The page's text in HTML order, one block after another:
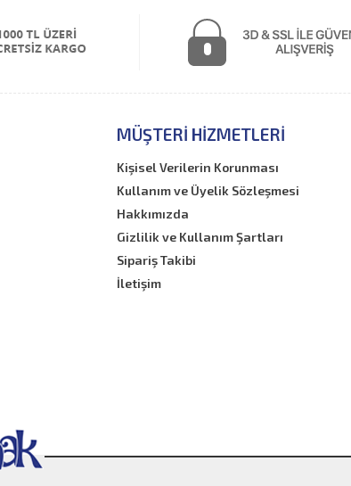
MÜŞTERI HIZMETLERI
Kişisel Verilerin Korunması
Kullanım ve Üyelik Sözleşmesi
Hakkımızda
Gizlilik ve Kullanım Şartları
Sipariş Takibi
İletişim